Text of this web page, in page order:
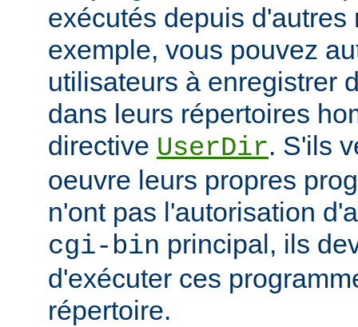
exécutés depuis d'autres
exemple, vous pouvez
utilisateurs à enregistrer
dans leurs répertoires
directive UserDir. S'ils
oeuvre leurs propres
n'ont pas l'autorisation
cgi-bin principal, ils
d'exécuter ces
répertoire.